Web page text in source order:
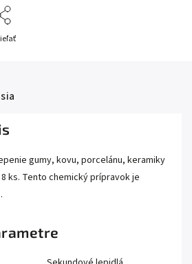
gumy, kovu, porcelánu, keramiky
ks. Tento chemický prípravok je